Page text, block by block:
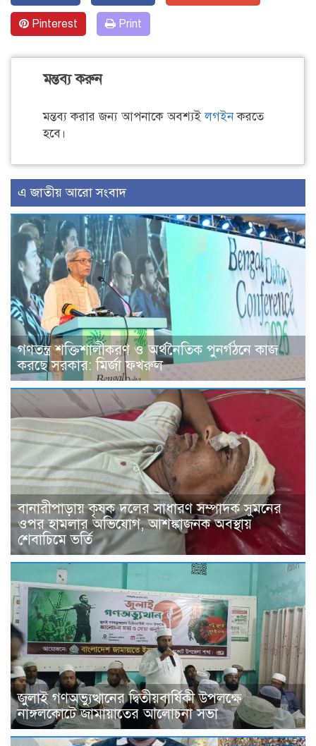
Pinterest Print
মন্তব্য করুন
মন্তব্য করার জন্য আপনাকে অবশ্যইলগইনকরতে
হবে।
এ জাতীয় আরো সংবাদ
গণতন্ত্র শক্তিশালীকরণ ও অর্থনৈতিক পুনর্গঠনে কাজ
করছে সরকার: মির্জা ফখরুল
বানারীপাড়ায় কৃষক দলের সাধারণ সম্পাদক সুমনের
ওপর হামলার অভিযোগ, আশঙ্কাজনক অবস্থায়
শেবাচিমে ভর্তি
জুলাই গণঅভ্যুত্থানের দ্বিতীয়বার্ষিকী উপলক্ষে
নাঙ্গলকোটে জামায়াতের আলোচনা সভা